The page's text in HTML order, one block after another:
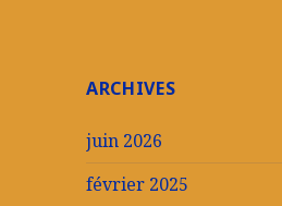
ARCHIVES
juin 2026
février 2025